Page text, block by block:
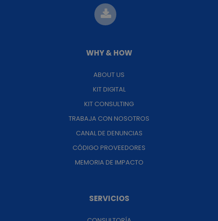
WHY & HOW
ABOUT US
KIT DIGITAL
KIT CONSULTING
TRABAJA CON NOSOTROS
CANAL DE DENUNCIAS
CÓDIGO PROVEEDORES
MEMORIA DE IMPACTO
SERVICIOS